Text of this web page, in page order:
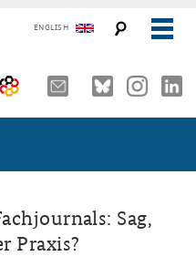
ENGLISH
Sag,
Praxis?